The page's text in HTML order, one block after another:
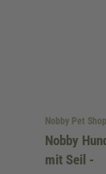
Nobby Pet
Nobby
mit Seil -